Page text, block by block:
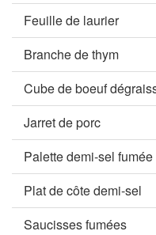
Feuille de laurier
Branche de thym
Cube de boeuf
Jarret de porc
Palette demi-sel fumée
Plat de côte demi-sel
Saucisses fumées